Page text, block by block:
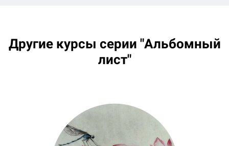
Другие курсы серии "Альбомный
лист"